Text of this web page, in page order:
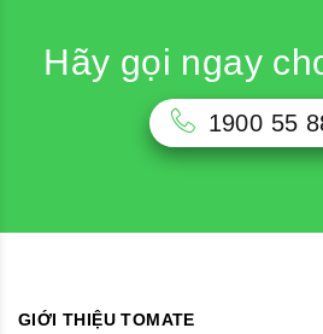
Hãy gọi ngay
1900 55
GIỚI THIỆU TOMATE